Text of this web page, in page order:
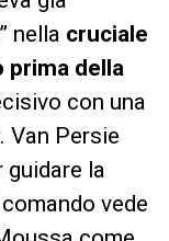
nella cruciale
prima della
con una
Van Persie
guidare la
vede